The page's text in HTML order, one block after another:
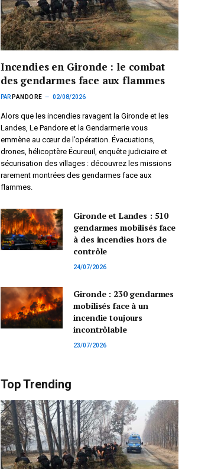
Incendies en Gironde : le combat
des gendarmes face aux flammes
PAR PANDORE 02/08/2026
Alors que les incendies ravagent la Gironde et les
Landes, Le Pandore et la Gendarmerie vous
emmène au cœur de l’opération. Évacuations,
drones, hélicoptère Écureuil, enquête judiciaire et
sécurisation des villages : découvrez les missions
rarement montrées des gendarmes face aux
flammes.
Gironde et Landes : 510
gendarmes mobilisés face
à des incendies hors de
contrôle
24/07/2026
Gironde : 230 gendarmes
mobilisés face à un
incendie toujours
incontrôlable
23/07/2026
Top Trending